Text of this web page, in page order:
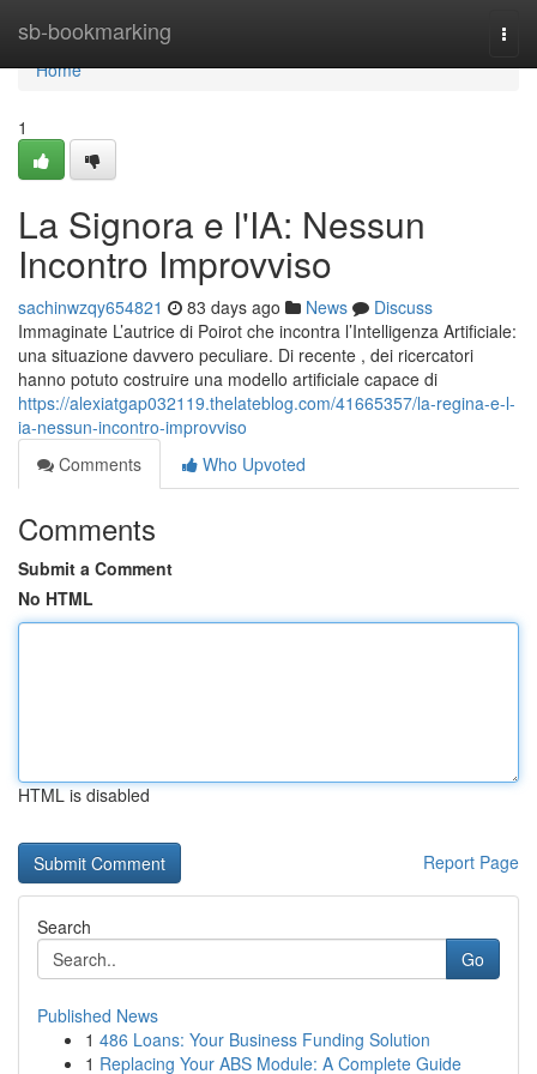
sb-bookmarking
Home
Home
1
La Signora e l'IA: Nessun
Incontro Improvviso
sachinwzqy654821 83 days ago News
Discuss
Immaginate L’autrice di Poirot che incontra l’Intelligenza Artificiale:
una situazione davvero peculiare. Di recente , dei ricercatori
hanno potuto costruire una modello artificiale capace di
https://alexiatgap032119.thelateblog.com/41665357/la-regina-e-l-
ia-nessun-incontro-improvviso
Comments
Who Upvoted
Comments
Submit a Comment
No HTML
HTML is disabled
Report Page
Search
Go
Published News
1 486 Loans: Your Business Funding Solution
1 Replacing Your ABS Module: A Complete Guide